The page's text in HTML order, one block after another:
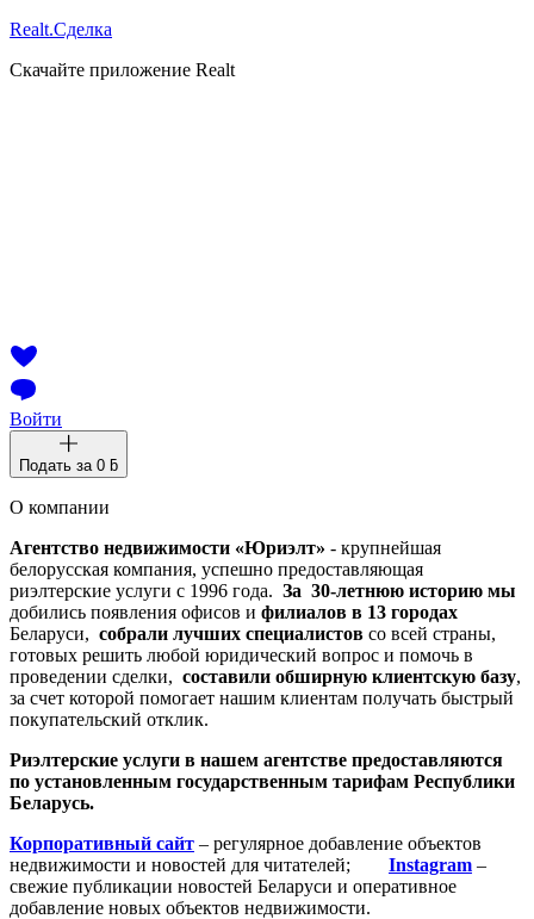
Realt.Сделка
Скачайте приложение Realt
Войти
Подать за 0 ƃ
О компании
Агентство недвижимости «Юриэлт» - крупнейшая
белорусская компания, успешно предоставляющая
риэлтерские услуги с 1996 года. За 30-летнюю историю мы
добились появления офисов и филиалов в 13 городах
Беларуси, собрали лучших специалистов со всей страны,
готовых решить любой юридический вопрос и помочь в
проведении сделки, составили обширную клиентскую базу,
за счет которой помогает нашим клиентам получать быстрый
покупательский отклик.
Риэлтерские услуги в нашем агентстве предоставляются
по установленным государственным тарифам Республики
Беларусь.
Корпоративный сайт – регулярное добавление объектов
недвижимости и новостей для читателей; Instagram –
свежие публикации новостей Беларуси и оперативное
добавление новых объектов недвижимости.